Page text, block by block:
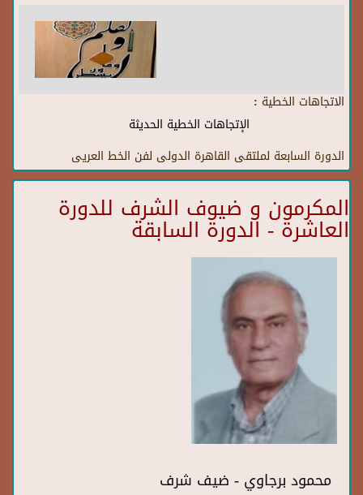
الاتجاهات الخطية :
الإتجاهات الخطية الحديثة
الدورة السابعة لملتقى القاهرة الدولى لفن الخط العريى
المكرمون و ضيوف الشرف للدورة
العاشرة - الدورة السابقة
محمود برجاوي - ضيف شرف